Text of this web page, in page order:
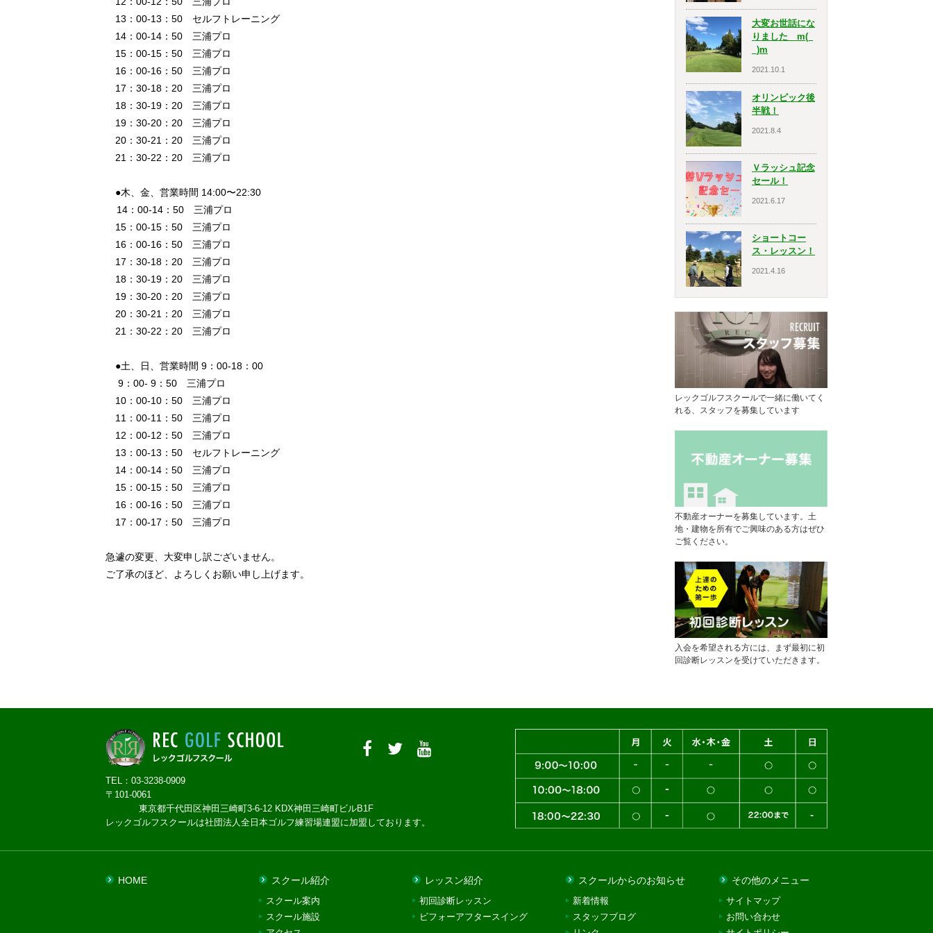
13：00-13：50 セルフトレーニング
14：00-14：50 三浦プロ
15：00-15：50 三浦プロ
16：00-16：50 三浦プロ
17：30-18：20 三浦プロ
18：30-19：20 三浦プロ
19：30-20：20 三浦プロ
20：30-21：20 三浦プロ
21：30-22：20 三浦プロ
●木、金、営業時間 14:00〜22:30
14：00-14：50 三浦プロ
15：00-15：50 三浦プロ
16：00-16：50 三浦プロ
17：30-18：20 三浦プロ
18：30-19：20 三浦プロ
19：30-20：20 三浦プロ
20：30-21：20 三浦プロ
21：30-22：20 三浦プロ
●土、日、営業時間 9：00-18：00
9：00- 9：50 三浦プロ
10：00-10：50 三浦プロ
11：00-11：50 三浦プロ
12：00-12：50 三浦プロ
13：00-13：50 セルフトレーニング
14：00-14：50 三浦プロ
15：00-15：50 三浦プロ
16：00-16：50 三浦プロ
17：00-17：50 三浦プロ
急遽の変更、大変申し訳ございません。
ご了承のほど、よろしくお願い申し上げます。
大変お世話にな
りました m(_
_)m
2021.10.1
オリンピック後
半戦！
2021.8.4
Ｖラッシュ記念
セール！
2021.6.17
ショートコー
ス・レッスン！
2021.4.16
レックゴルフスクールで一緒に働いてく
れる、スタッフを募集しています
不動産オーナーを募集しています。土
地・建物を所有でご興味のある方はぜひ
ご覧ください。
入会を希望される方には、まず最初に初
回診断レッスンを受けていただきます。
TEL：03-3238-0909
〒101-0061
東京都千代田区神田三崎町3-6-12 KDX神田三崎町ビルB1F
レックゴルフスクールは社団法人全日本ゴルフ練習場連盟に加盟しております。
HOME スクール紹介
スクール案内
スクール施設
レッスン紹介
初回診断レッスン
ビフォーアフタースイング
スクールからのお知らせ
新着情報
スタッフブログ
その他のメニュー
サイトマップ
お問い合わせ